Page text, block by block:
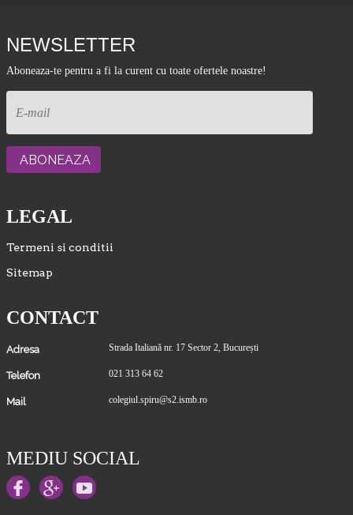
NEWSLETTER
Aboneaza-te pentru a fi la curent cu toate ofertele noastre!
LEGAL
Termeni si conditii
Sitemap
CONTACT
Adresa Strada Italiană nr. 17 Sector 2, București
Telefon 021 313 64 62
Mail colegiul.spiru@s2.ismb.ro
MEDIU SOCIAL